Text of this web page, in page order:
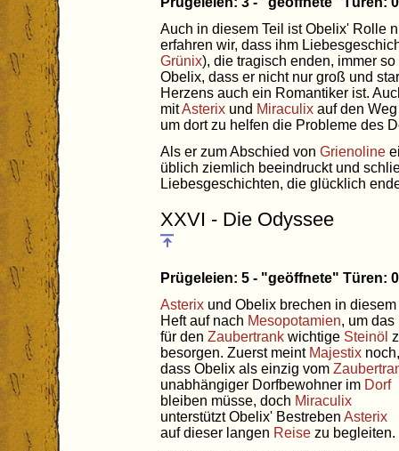
Auch in diesem Teil ist Obelix' Rolle
erfahren wir, dass ihm
Grünix), die tragisch enden, immer
Obelix, dass er nicht nur groß und
Herzens auch ein Romantiker ist.
mitAsterix und Miraculix auf den
um dort zu helfen die Probleme des
Als er zum Abschied von Grienoline
üblich ziemlich beeindruckt und
Liebesgeschichten, die glücklich
XXVI - Die Odyssee
Prügeleien: 5 - "geöffnete" Türen:
Asterix und Obelix brechen in diesem
Heft auf nach Mesopotamien, um das
für den Zaubertrank wichtige Steinöl
besorgen. Zuerst meint Majestix noch,
dass Obelix als einzig vom
unabhängiger Dorfbewohner im Dorf
bleiben müsse, doch Miraculix
unterstützt Obelix' Bestreben Asterix
auf dieser langen Reise zu begleiten.